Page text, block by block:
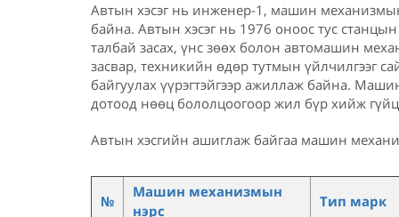
Автын хэсэг нь инженер-1, машин
байна. Автын хэсэг нь 1976 оноос тус
талбай засах, үнс зөөх болон автомашин
засвар, техникийн өдөр тутмын үйлчилгээг
байгуулах үүрэгтэйгээр ажиллаж байна.
дотоод нөөц бололцоогоор жил бүр хийж
Автын хэсгийн ашиглаж байгаа машин
№
Машин механизмын
нэрс
Тип марк